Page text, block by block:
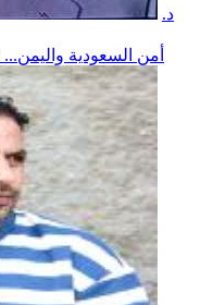
د.
أمن السعودية